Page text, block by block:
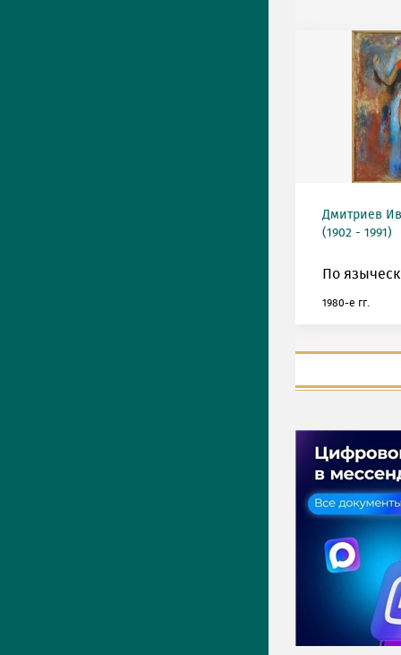
Дмитриев
(1902 - 1991)
По
1980-е гг.